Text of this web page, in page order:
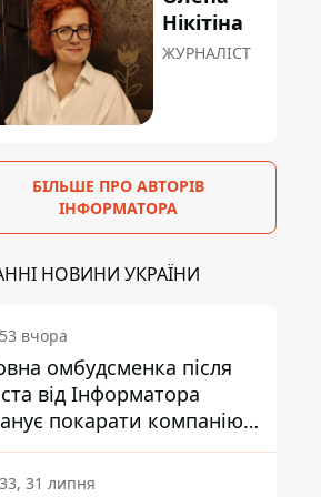
Нікітіна
ЖУРНАЛІСТ
БІЛЬШЕ ПРО АВТОРІВ
ІНФОРМАТОРА
НОВИНИ УКРАЇНИ
вчора
омбудсменка після
від Інформатора
покарати компанію-
ПриватБанку
31 липня